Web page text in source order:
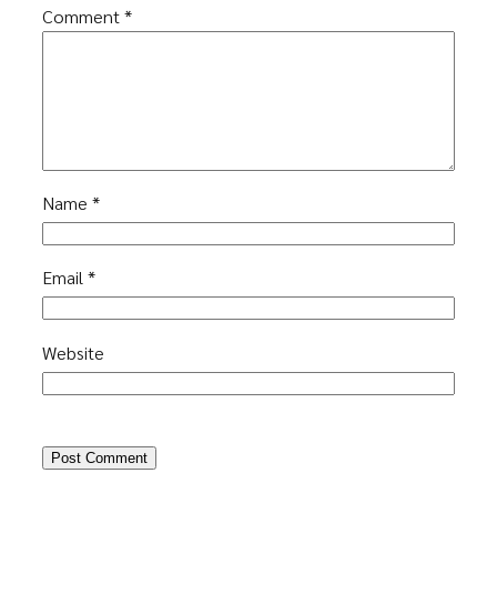
Comment*
Name *
Email *
Website